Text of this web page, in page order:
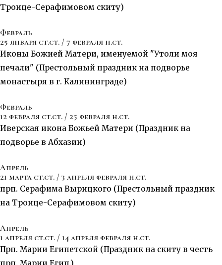
Троице-Серафимовом скиту)
Февраль
25 января ст.ст. / 7 февраля н.ст.
Иконы Божией Матери, именуемой "Утоли моя
печали" (Престольный праздник на подворье
монастыря в г. Калининграде)
Февраль
12 февраля ст.ст. / 25 февраля н.ст.
Иверская икона Божьей Матери (Праздник на
подворье в Абхазии)
Апрель
21 марта ст.ст. / 3 апреля февраля н.ст.
прп. Серафима Вырицкого (Престольный праздник
на Троице-Серафимовом скиту)
Апрель
1 апреля ст.ст. / 14 апреля февраля н.ст.
Прп. Марии Египетской (Праздник на скиту в честь